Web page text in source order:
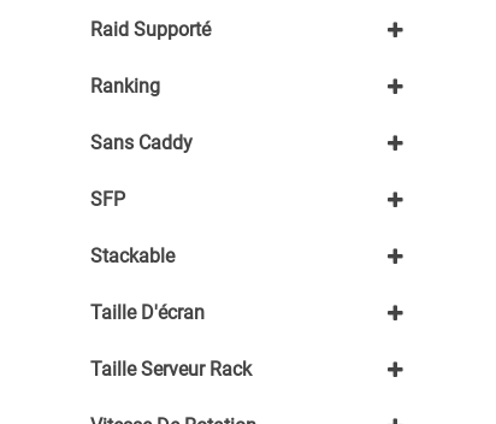
Raid Supporté
1
Ranking
2Rx8
Sans Caddy
SFP
Oui
SFP+
Stackable
Taille D'écran
10,1"
Taille Serveur Rack